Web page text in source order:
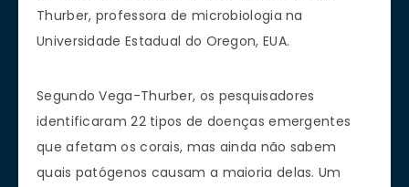
Thurber, professora de microbiologia na
Universidade Estadual do Oregon, EUA.
Segundo Vega-Thurber, os pesquisadores
identificaram 22 tipos de doenças emergentes
que afetam os corais, mas ainda não sabem
quais patógenos causam a maioria delas. Um